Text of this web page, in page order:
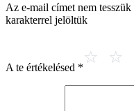
Az e-mail címet nem tesszük
karakterrel jelöltük
A te értékelésed *